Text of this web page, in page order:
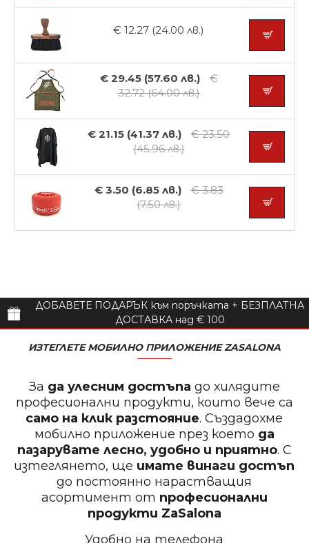
€ 12.27 (24.00 лв.)
€ 29.45 (57.60 лв.)
€
32.72 (64.00 лв.)
€ 21.15 (41.37 лв.)
€ 23.50
(45.96 лв.)
€ 3.50 (6.85 лв.)
€ 3.83
(7.50 лв.)
ДОБАВЕТЕ ПОДАРЪК към поръчката + БЕЗПЛАТНА
ДОСТАВКА над € 100
ИЗТЕГЛЕТЕ МОБИЛНО ПРИЛОЖЕНИЕ ZASALONA
За да улесним достъпа до хилядите
професионални продукти, които вече са
само на клик разстояние. Създадохме
мобилно приложение през което да
пазарувате лесно, удобно и приятно. С
изтеглянето, ще имате винаги достъп
до постоянно нарастващия
асортимент от професионални
продукти ZaSalona
Удобно на телефона